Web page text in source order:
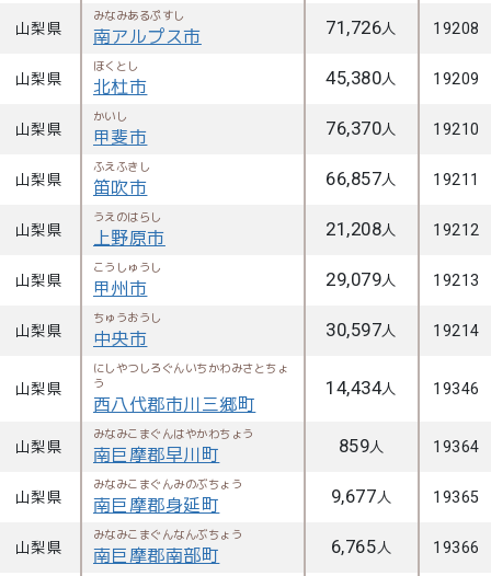
山梨県
みなみあるぷすし
南アルプス市 71,726人 19208
山梨県
ほくとし
北杜市 45,380人 19209
山梨県
かいし
甲斐市 76,370人 19210
山梨県
ふえふきし
笛吹市 66,857人 19211
山梨県
うえのはらし
上野原市 21,208人 19212
山梨県
こうしゅうし
甲州市 29,079人 19213
山梨県
ちゅうおうし
中央市 30,597人 19214
山梨県
にしやつしろぐんいちかわみさとちょ
う
西八代郡市川三郷町
14,434人 19346
山梨県
みなみこまぐんはやかわちょう
南巨摩郡早川町 859人 19364
山梨県
みなみこまぐんみのぶちょう
南巨摩郡身延町 9,677人 19365
山梨県
みなみこまぐんなんぶちょう
南巨摩郡南部町 6,765人 19366